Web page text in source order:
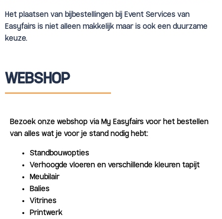
Het plaatsen van bijbestellingen bij Event Services van
Easyfairs is niet alleen makkelijk maar is ook een duurzame
keuze.
WEBSHOP
Bezoek onze webshop via My Easyfairs voor het bestellen
van alles wat je voor je stand nodig hebt:
Standbouwopties
Verhoogde vloeren en verschillende kleuren tapijt
Meubilair
Balies
Vitrines
Printwerk